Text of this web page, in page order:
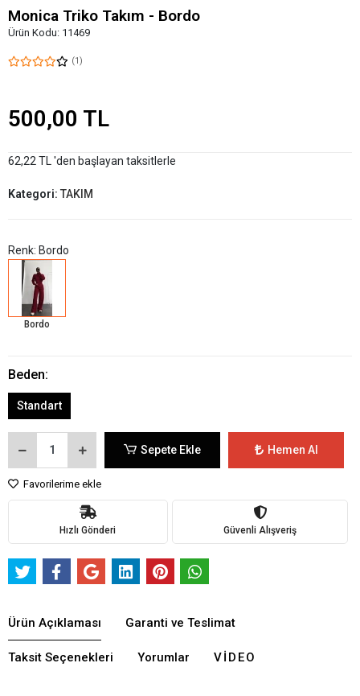
Monica Triko Takım - Bordo
Ürün Kodu: 11469
(1)
500,00 TL
62,22 TL 'den başlayan taksitlerle
Kategori: TAKIM
Renk: Bordo
Bordo
Beden:
Standart
Sepete Ekle Hemen Al
Favorilerime ekle
Hızlı Gönderi Güvenli Alışveriş
Ürün Açıklaması Garanti ve Teslimat
Taksit Seçenekleri Yorumlar VIDEO